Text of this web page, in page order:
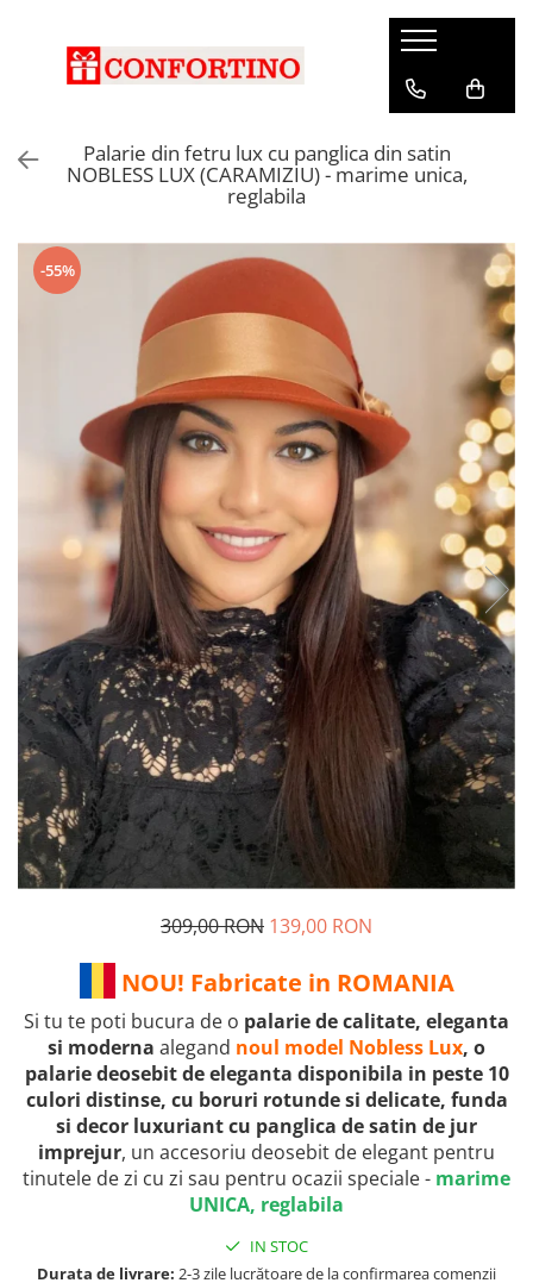
Palarie din fetru lux cu panglica din satin
NOBLESS LUX (CARAMIZIU) - marime unica,
reglabila
-55%
309,00 RON 139,00 RON
NOU! Fabricate in ROMANIA
Si tu te poti bucura de o palarie de calitate, eleganta
si moderna alegand noul model Nobless Lux, o
palarie deosebit de eleganta disponibila in peste 10
culori distinse, cu boruri rotunde si delicate, funda
si decor luxuriant cu panglica de satin de jur
imprejur, un accesoriu deosebit de elegant pentru
tinutele de zi cu zi sau pentru ocazii speciale - marime
UNICA, reglabila
IN STOC
Durata de livrare: 2-3 zile lucrătoare de la confirmarea comenzii